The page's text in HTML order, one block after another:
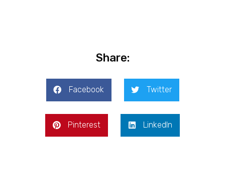
Share:
Facebook Twitter
Pinterest LinkedIn